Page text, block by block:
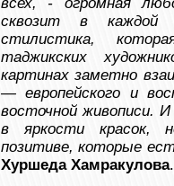
сквозит в
стилистика,
таджикских
картинах заметно
— европейского и
восточной живописи.
в яркости красок,
позитиве, которые
Хуршеда Хамракулова.